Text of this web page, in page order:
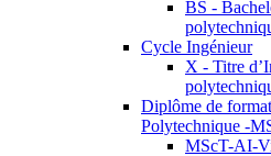
BS -
Cycle Ingénieur
X - Titre
Diplôme de
Polytechnique -
MScT-AI-